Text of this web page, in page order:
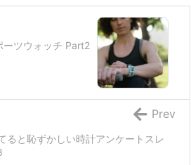
ーツウォッチ Part2
ると恥ずかしい時計アンケートスレ
Prev